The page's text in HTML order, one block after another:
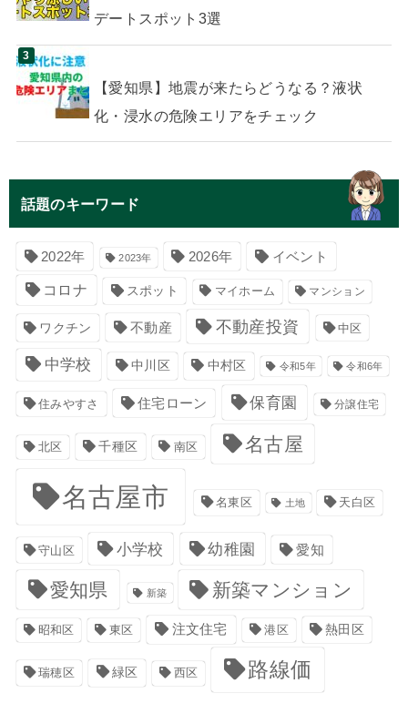
デートスポット3選
【愛知県】地震が来たらどうなる？液状
化・浸水の危険エリアをチェック
話題のキーワード
2022年 2023年 2026年 イベント
コロナ スポット マイホーム マンション
ワクチン 不動産 不動産投資 中区
中学校 中川区 中村区 令和5年 令和6年
住みやすさ 住宅ローン 保育園 分譲住宅
北区 千種区 南区 名古屋
名古屋市 名東区 土地 天白区
守山区 小学校 幼稚園 愛知
愛知県 新築 新築マンション
昭和区 東区 注文住宅 港区 熱田区
瑞穂区 緑区 西区 路線価